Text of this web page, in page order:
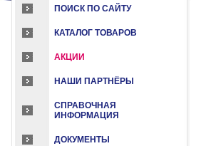
ПОИСК ПО САЙТУ
КАТАЛОГ ТОВАРОВ
АКЦИИ
НАШИ ПАРТНЁРЫ
СПРАВОЧНАЯ
ИНФОРМАЦИЯ
ДОКУМЕНТЫ